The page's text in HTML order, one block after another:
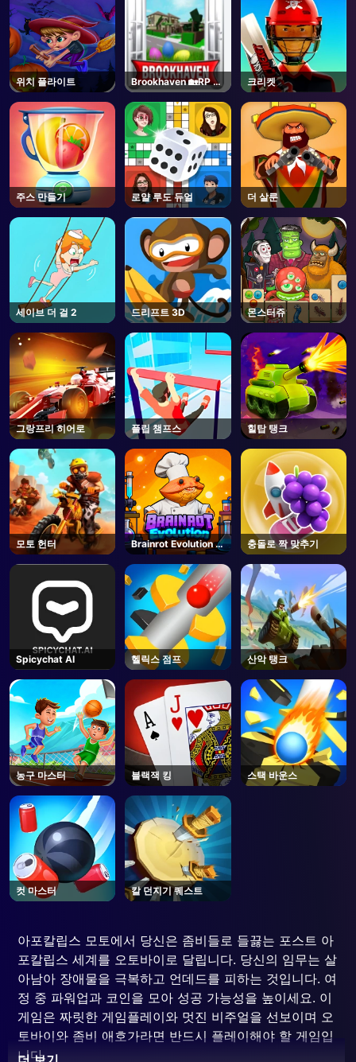
위치 플라이트
Brookhaven 🏡RP -
Roblox
크리켓
주스 만들기 로얄 루도 듀얼 더 살룬
세이브 더 걸 2 드리프트 3D 몬스터쥬
그랑프리 히어로 플립 챔프스 힐탑 탱크
모토 헌터
Brainrot Evolution -
Roblox
충돌로 짝 맞추기
Spicychat AI 헬릭스 점프 산악 탱크
농구 마스터 블랙잭 킹 스택 바운스
컷 마스터 칼 던지기 퀘스트
아포칼립스 모토에서 당신은 좀비들로 들끓는 포스트 아
포칼립스 세계를 오토바이로 달립니다. 당신의 임무는 살
아남아 장애물을 극복하고 언데드를 피하는 것입니다. 여
정 중 파워업과 코인을 모아 성공 가능성을 높이세요. 이
게임은 짜릿한 게임플레이와 멋진 비주얼을 선보이며 오
토바이와 좀비 애호가라면 반드시 플레이해야 할 게임입
니다.